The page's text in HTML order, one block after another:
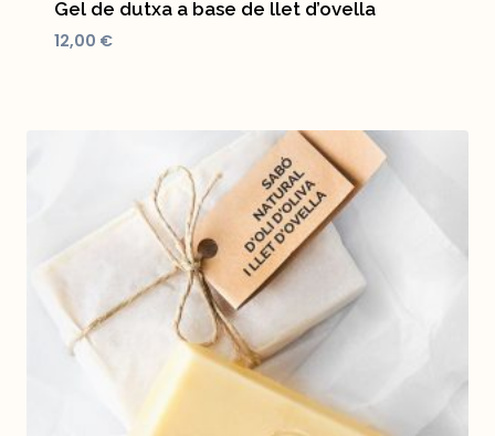
Gel de dutxa a base de llet d’ovella
12,00 €